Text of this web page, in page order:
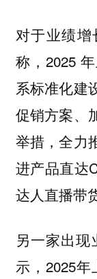
对于业绩
称，2025
系标准化建
促销方案、
举措，全力
进产品直达
达人直播带
另一家出
示，2025